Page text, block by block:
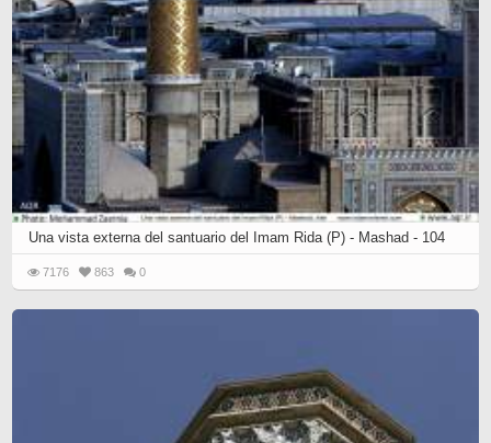
Una vista externa del santuario del Imam Rida (P) - Mashad - 104
7176 863 0